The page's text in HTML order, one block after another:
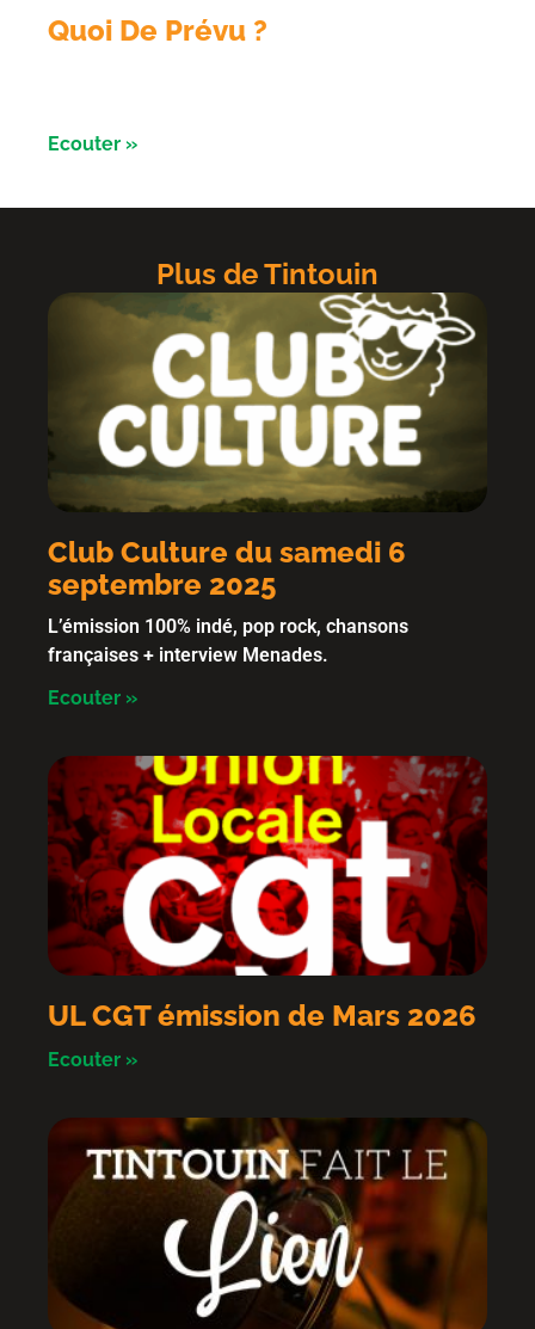
Quoi De Prévu ?
Ecouter »
Plus de Tintouin
Club Culture du samedi 6
septembre 2025
L’émission 100% indé, pop rock, chansons
françaises + interview Menades.
Ecouter »
UL CGT émission de Mars 2026
Ecouter »